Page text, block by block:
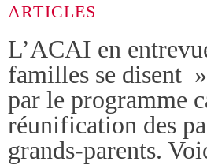
ARTICLES
L’ACAI en
familles se disent
par le programme
réunification des
grands-parents.